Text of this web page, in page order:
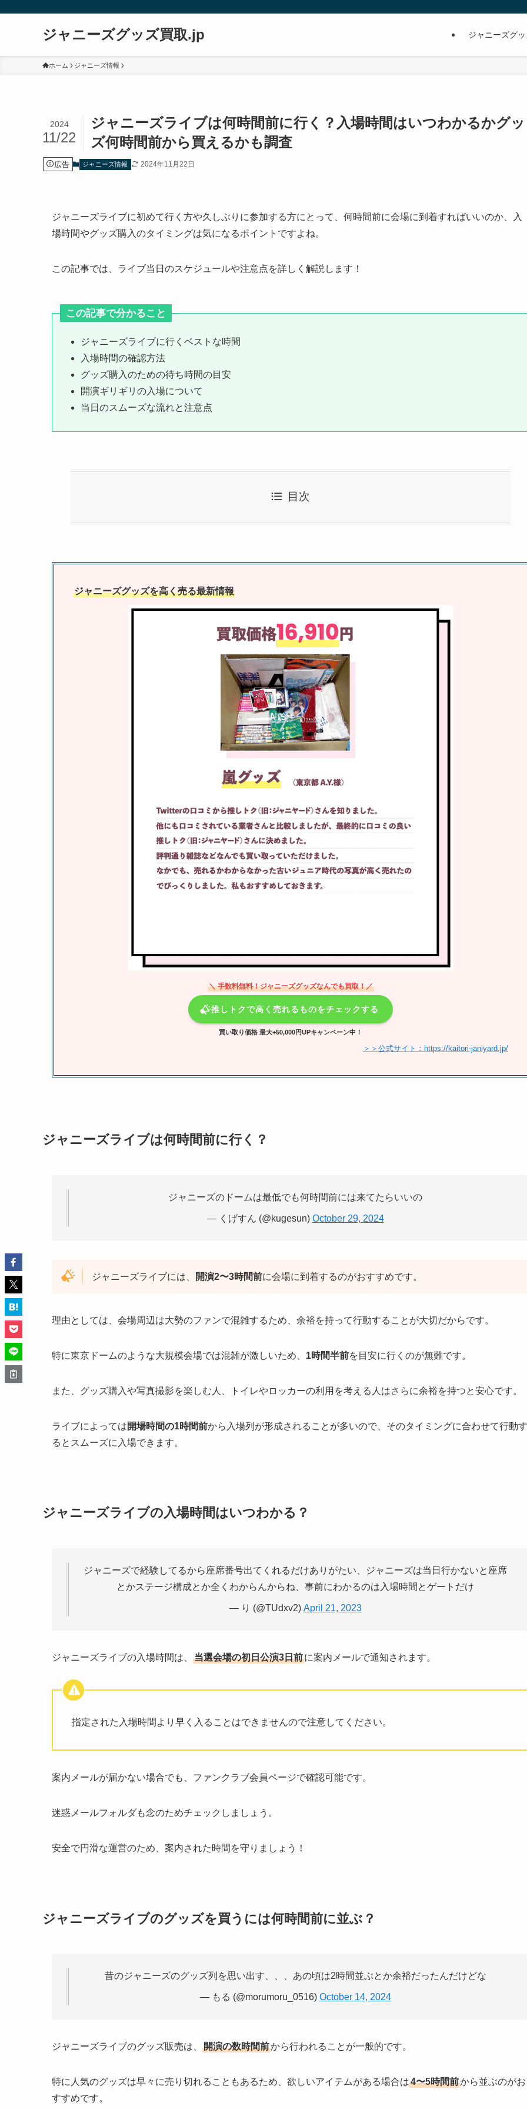
ジャニーズグッズ買取.jp ジャニーズグ
ホーム ジャニーズ情報
ジャニーズライブは何時間前に行く？入場時間はいつわかるかグッ
ズ何時間前から買えるかも調査
2024
11/22
広告 ジャニーズ情報 2024年11月22日
ジャニーズライブに初めて行く方や久しぶりに参加する方にとって、何時間前に会場に到着すればいいのか、入
場時間やグッズ購入のタイミングは気になるポイントですよね。
この記事では、ライブ当日のスケジュールや注意点を詳しく解説します！
この記事で分かること
ジャニーズライブに行くベストな時間
入場時間の確認方法
グッズ購入のための待ち時間の目安
開演ギリギリの入場について
当日のスムーズな流れと注意点
目次
ジャニーズグッズを高く売る最新情報
＼ 手数料無料！ジャニーズグッズなんでも買取！／
推しトクで高く売れるものをチェックする
買い取り価格 最大+50,000円UPキャンペーン中！
＞＞公式サイト：https://kaitori-janiyard.jp/
ジャニーズライブは何時間前に行く？
ジャニーズのドームは最低でも何時間前には来てたらいいの
— くげすん (@kugesun) October 29, 2024
ジャニーズライブには、 開演2〜3時間前に会場に到着するのがおすすめです。
理由としては、会場周辺は大勢のファンで混雑するため、余裕を持って行動することが大切だからです。
特に東京ドームのような大規模会場では混雑が激しいため、 1時間半前を目安に行くのが無難です。
また、グッズ購入や写真撮影を楽しむ人、トイレやロッカーの利用を考える人はさらに余裕を持つと安心です。
ライブによっては開場時間の1時間前から入場列が形成されることが多いので、そのタイミングに合わせて行動す
るとスムーズに入場できます。
ジャニーズライブの入場時間はいつわかる？
ジャニーズで経験してるから座席番号出てくれるだけありがたい、ジャニーズは当日行かないと座席
とかステージ構成とか全くわからんからね、事前にわかるのは入場時間とゲートだけ
— り (@TUdxv2) April 21, 2023
ジャニーズライブの入場時間は、 当選会場の初日公演3日前に案内メールで通知されます。
指定された入場時間より早く入ることはできませんので注意してください。
案内メールが届かない場合でも、ファンクラブ会員ページで確認可能です。
迷惑メールフォルダも念のためチェックしましょう。
安全で円滑な運営のため、案内された時間を守りましょう！
ジャニーズライブのグッズを買うには何時間前に並ぶ？
昔のジャニーズのグッズ列を思い出す、、、あの頃は2時間並ぶとか余裕だったんだけどな
— もる (@morumoru_0516) October 14, 2024
ジャニーズライブのグッズ販売は、 開演の数時間前から行われることが一般的です。
特に人気のグッズは早々に売り切れることもあるため、欲しいアイテムがある場合は4〜5時間前から並ぶのがお
すすめです。